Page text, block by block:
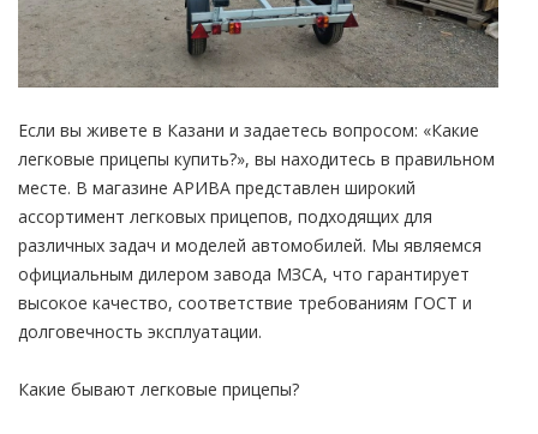
Если вы живете в Казани и задаетесь вопросом: «Какие
легковые прицепы купить?», вы находитесь в правильном
месте. В магазине АРИВА представлен широкий
ассортимент легковых прицепов, подходящих для
различных задач и моделей автомобилей. Мы являемся
официальным дилером завода МЗСА, что гарантирует
высокое качество, соответствие требованиям ГОСТ и
долговечность эксплуатации.
Какие бывают легковые прицепы?